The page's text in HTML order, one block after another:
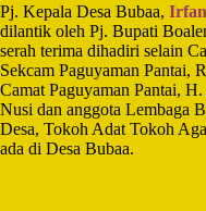
Pj. Kepala Desa Bubaa,
dilantik oleh Pj. Bupati
serah terima dihadiri selain
Sekcam Paguyaman Pantai,
Camat Paguyaman Pantai,
Nusi dan anggota Lembaga
Desa, Tokoh Adat Tokoh
ada di Desa Bubaa.